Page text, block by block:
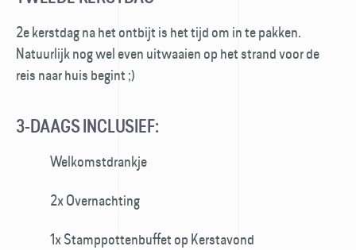
2e kerstdag na het ontbijt is het tijd om in te pakken.
Natuurlijk nog wel even uitwaaien op het strand voor de
reis naar huis begint ;)
3-DAAGS INCLUSIEF:
Welkomstdrankje
2x Overnachting
1x Stamppottenbuffet op Kerstavond